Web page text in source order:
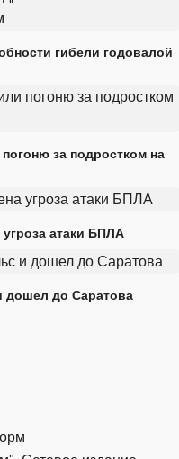
гибели годовалой
за подростком на
атаки БПЛА
дошел до Саратова